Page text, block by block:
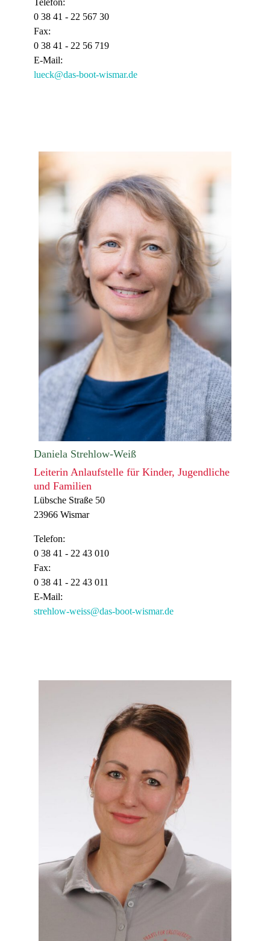
Telefon:
0 38 41 - 22 567 30
Fax:
0 38 41 - 22 56 719
E-Mail:
lueck@das-boot-wismar.de
Daniela Strehlow-Weiß
Leiterin Anlaufstelle für Kinder, Jugendliche
und Familien
Lübsche Straße 50
23966 Wismar
Telefon:
0 38 41 - 22 43 010
Fax:
0 38 41 - 22 43 011
E-Mail:
strehlow-weiss@das-boot-wismar.de